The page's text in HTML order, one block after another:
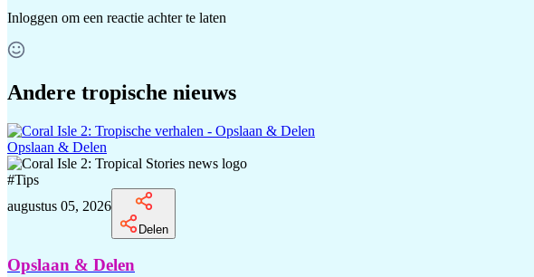
Inloggen om een reactie achter te laten
Andere tropische nieuws
Opslaan & Delen
#Tips
augustus 05, 2026
Delen
Opslaan & Delen